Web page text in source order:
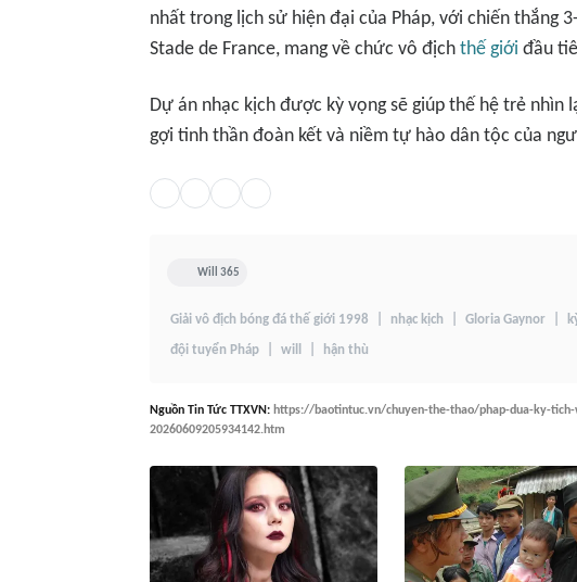
nhất trong lịch sử hiện đại của Pháp, với chiến thắng
Stade de France, mang về chức vô địch thế giới đầu
Dự án nhạc kịch được kỳ vọng sẽ giúp thế hệ trẻ
gợi tinh thần đoàn kết và niềm tự hào dân tộc của
Will 365
Giải vô địch bóng đá thế giới 1998 nhạc kịch Gloria Gaynor
đội tuyển Pháp will hận thù
Nguồn Tin Tức TTXVN: https://baotintuc.vn/chuyen-the-thao/phap-dua-ky-
20260609205934142.htm